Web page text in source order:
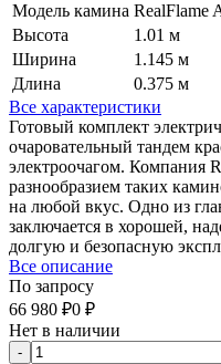
Модель камина RealFlame
Высота
1.01 м
Ширина
1.145 м
Длина
0.375 м
Все характеристики
Готовый комплект
очаровательный тандем
электроочагом. Компания
разнообразием таких
на любой вкус. Одно из
заключается в хорошей,
долгую и безопасную
Все описание
По запросу
66 980 ₽0 ₽
Нет в наличии
-